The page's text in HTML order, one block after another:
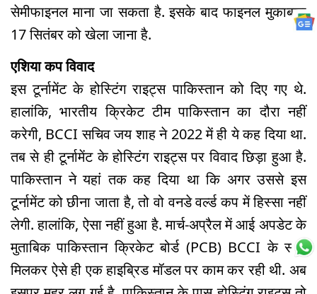
सेमीफाइनल माना जा सकता है. इसके बाद फाइनल मुकाबला
17 सितंबर को खेला जाना है.
एशिया कप विवाद
इस टूर्नामेंट के होस्टिंग राइट्स पाकिस्तान को दिए गए थे.
हालांकि, भारतीय क्रिकेट टीम पाकिस्तान का दौरा नहीं
करेगी, BCCI सचिव जय शाह ने 2022 में ही ये कह दिया था.
तब से ही टूर्नामेंट के होस्टिंग राइट्स पर विवाद छिड़ा हुआ है.
पाकिस्तान ने यहां तक कह दिया था कि अगर उससे इस
टूर्नामेंट को छीना जाता है, तो वो वनडे वर्ल्ड कप में हिस्सा नहीं
लेगी. हालांकि, ऐसा नहीं हुआ है. मार्च-अप्रैल में आई अपडेट के
मुताबिक पाकिस्तान क्रिकेट बोर्ड (PCB) BCCI के साथ
मिलकर ऐसे ही एक हाइब्रिड मॉडल पर काम कर रही थी. अब